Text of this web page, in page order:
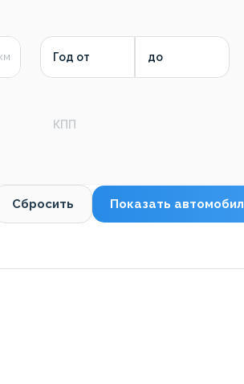
Год от до
КПП
Сбросить Показать